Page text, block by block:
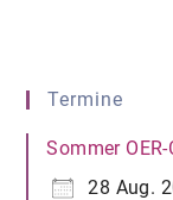
Termine
Sommer
28 Aug.